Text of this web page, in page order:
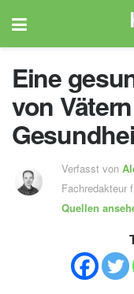
Eine
von
Verfasst von
Fachredakteur
Quellen